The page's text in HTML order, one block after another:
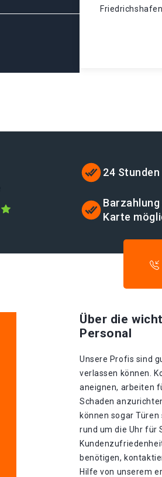
24
Karte
Über die
Personal
Unsere Profis sind
verlassen können.
aneignen, arbeiten
Schaden
können sogar
rund um die Uhr für
benötigen,
Hilfe von unserem